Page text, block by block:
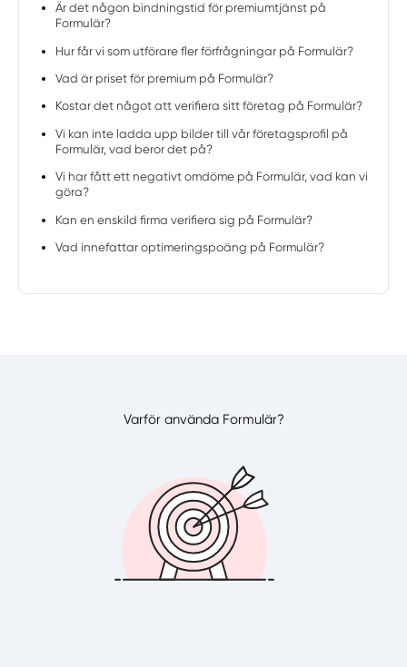
Är det någon bindningstid för premiumtjänst på
Formulär?
Hur får vi som utförare fler förfrågningar på Formulär?
Vad är priset för premium på Formulär?
Kostar det något att verifiera sitt företag på Formulär?
Vi kan inte ladda upp bilder till vår företagsprofil på
Formulär, vad beror det på?
Vi har fått ett negativt omdöme på Formulär, vad kan vi
göra?
Kan en enskild firma verifiera sig på Formulär?
Vad innefattar optimeringspoäng på Formulär?
Varför använda Formulär?